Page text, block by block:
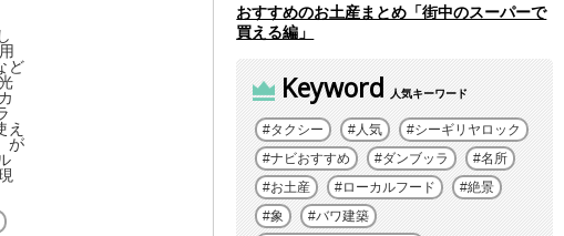
ど
え
が
おすすめのお土産まとめ「街中のスーパーで
買える編」
Keyword 人気キーワード
タクシー 人気
シーギリヤロック
ナビおすすめ
ダンブッラ
名所
お土産
ローカルフード
絶景
象
バワ建築